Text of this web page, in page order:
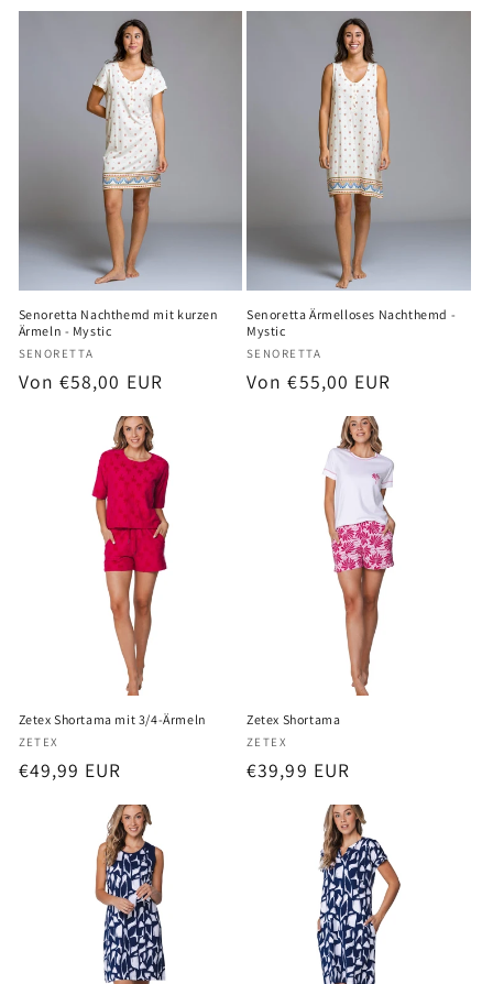
Senoretta Nachthemd mit kurzen
Ärmeln - Mystic
Anbieter:
SENORETTA
Normaler
Von €58,00 EUR
Senoretta Ärmelloses Nachthemd -
Mystic
Anbieter:
SENORETTA
Normaler
Von €55,00 EUR
Zetex Shortama mit 3/4-Ärmeln
Anbieter:
ZETEX
Normaler
€49,99 EUR
Zetex Shortama
Anbieter:
ZETEX
Normaler
€39,99 EUR